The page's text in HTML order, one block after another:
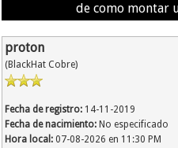
de como montar
proton
(BlackHat Cobre)
Fecha de registro: 14-11-2019
Fecha de nacimiento: No especificado
Hora local: 07-08-2026 en 11:30 PM